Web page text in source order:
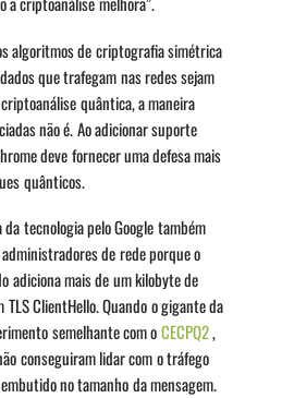
algoritmos de criptografia simétrica
que trafegam nas redes sejam
quântica, a maneira
não é. Ao adicionar suporte
deve fornecer uma defesa mais
quânticos.
tecnologia pelo Google também
de rede porque o
adiciona mais de um kilobyte de
ClientHello. Quando o gigante da
semelhante com oCECPQ2,
conseguiram lidar com o tráfego
no tamanho da mensagem.